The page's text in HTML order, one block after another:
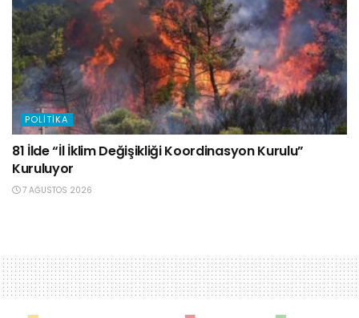
POLITIKA
81 İlde “İl İklim Değişikliği Koordinasyon Kurulu”
Kuruluyor
7 AĞUSTOS 2026